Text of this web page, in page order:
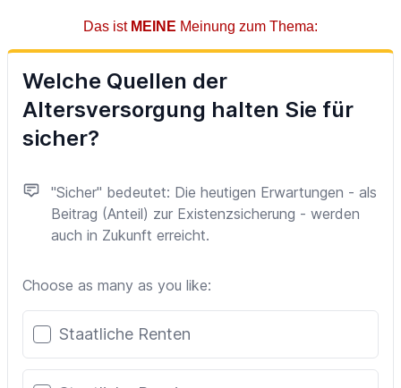
Das ist MEINE Meinung zum Thema: